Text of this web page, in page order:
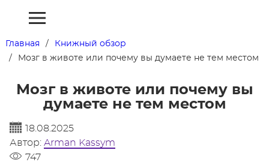
Главная
Книжный обзор
Мозг в животе или почему вы думаете не тем местом
Мозг в животе или почему вы
думаете не тем местом
18.08.2025
Автор: Arman Kassym
747